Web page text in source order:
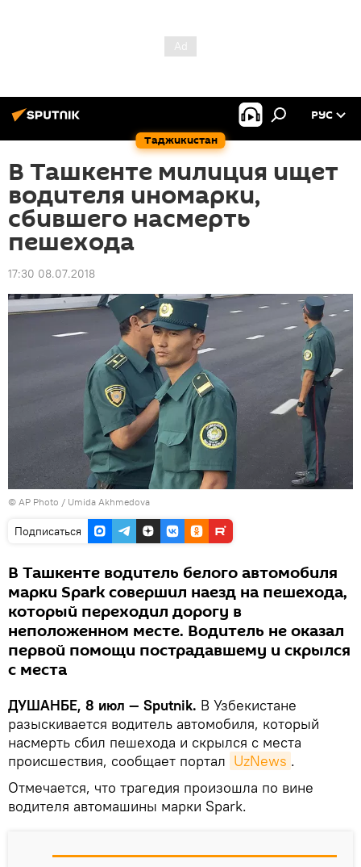
Таджикистан
РУС
В Ташкенте милиция ищет
водителя иномарки,
сбившего насмерть
пешехода
17:30 08.07.2018
© AP Photo / Umida Akhmedova
Подписаться
В Ташкенте водитель белого автомобиля
марки Spark совершил наезд на пешехода,
который переходил дорогу в
неположенном месте. Водитель не оказал
первой помощи пострадавшему и скрылся
с места
ДУШАНБЕ, 8 июл — Sputnik. В Узбекистане
разыскивается водитель автомобиля, который
насмерть сбил пешехода и скрылся с места
происшествия, сообщает портал UzNews .
Отмечается, что трагедия произошла по вине
водителя автомашины марки Spark.